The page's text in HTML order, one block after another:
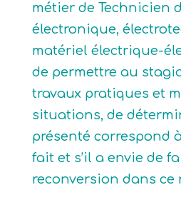
métier de Technicien
électronique,
matériel électrique-
de permettre au
travaux pratiques et
situations, de
présenté correspond à
fait et s’il a envie de
reconversion dans ce